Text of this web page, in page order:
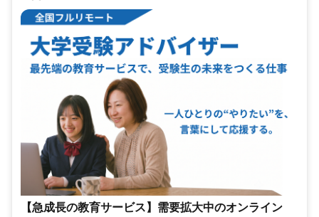
【急成長の教育サービス】需要拡大中のオンライン